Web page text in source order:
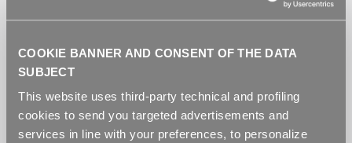
COOKIE BANNER AND CONSENT OF THE DATA
SUBJECT
This website uses third-party technical and profiling
cookies to send you targeted advertisements and
services in line with your preferences, to personalize